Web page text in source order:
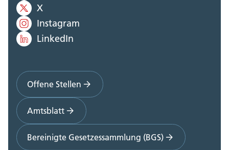
X
Instagram
LinkedIn
Offene Stellen
Amtsblatt
Bereinigte Gesetzessammlung (BGS)